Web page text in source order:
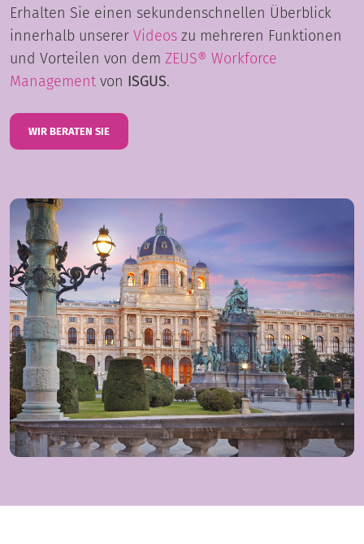
Erhalten Sie einen sekundenschnellen Überblick
innerhalb unserer Videos zu mehreren Funktionen
und Vorteilen von dem ZEUS® Workforce
Management von ISGUS.
WIR BERATEN SIE